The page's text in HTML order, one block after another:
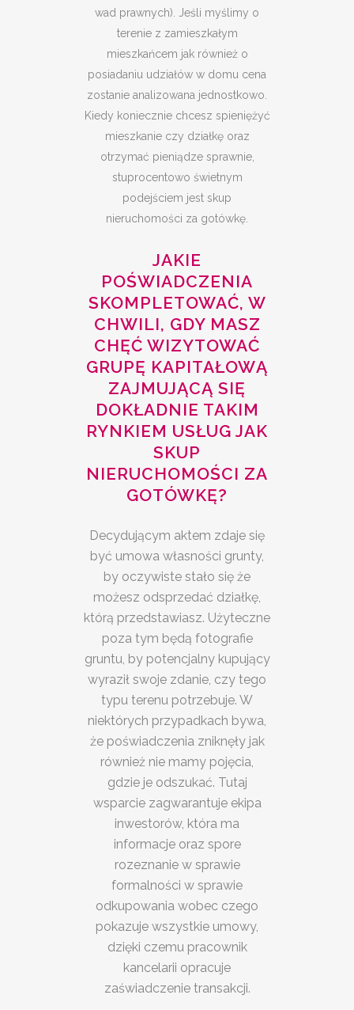
wad prawnych). Jeśli myślimy o
terenie z zamieszkałym
mieszkańcem jak również o
posiadaniu udziałów w domu cena
zostanie analizowana jednostkowo.
Kiedy koniecznie chcesz spieniężyć
mieszkanie czy działkę oraz
otrzymać pieniądze sprawnie,
stuprocentowo świetnym
podejściem jest skup
nieruchomości za gotówkę.
JAKIE
POŚWIADCZENIA
SKOMPLETOWAĆ, W
CHWILI, GDY MASZ
CHĘĆ WIZYTOWAĆ
GRUPĘ KAPITAŁOWĄ
ZAJMUJĄCĄ SIĘ
DOKŁADNIE TAKIM
RYNKIEM USŁUG JAK
SKUP
NIERUCHOMOŚCI ZA
GOTÓWKĘ?
Decydującym aktem zdaje się
być umowa własności grunty,
by oczywiste stało się że
możesz odsprzedać działkę,
którą przedstawiasz. Użyteczne
poza tym będą fotografie
gruntu, by potencjalny kupujący
wyraził swoje zdanie, czy tego
typu terenu potrzebuje. W
niektórych przypadkach bywa,
że poświadczenia zniknęły jak
również nie mamy pojęcia,
gdzie je odszukać. Tutaj
wsparcie zagwarantuje ekipa
inwestorów, która ma
informacje oraz spore
rozeznanie w sprawie
formalności w sprawie
odkupowania wobec czego
pokazuje wszystkie umowy,
dzięki czemu pracownik
kancelarii opracuje
zaświadczenie transakcji.